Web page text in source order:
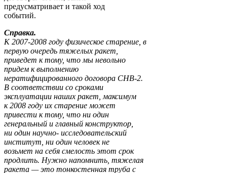
предусматривает и такой ход
событий.
Справка.
К 2007-2008 году физическое старение, в
первую очередь тяжелых ракет,
приведет к тому, что мы невольно
придем к выполнению
нератифицированного договора СНВ-2.
В соответствии со сроками
эксплуатации наших ракет, максимум
к 2008 году их старение может
привести к тому, что ни один
генеральный и главный конструктор,
ни один научно- исследовательский
институт, ни один человек не
возьмет на себя смелость этот срок
продлить. Нужно напомнить, тяжелая
ракета — это тонкостенная труба с